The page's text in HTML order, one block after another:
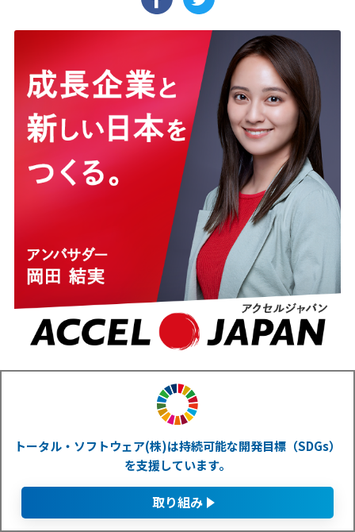
トータル・ソフトウェア(株)は持続可能な開発目標（SDGs）
を支援しています。
取り組み